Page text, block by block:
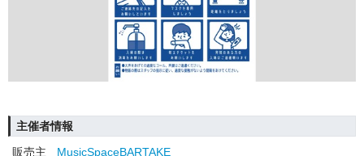
主催者情報
販売主
MusicSpaceBARTAKE